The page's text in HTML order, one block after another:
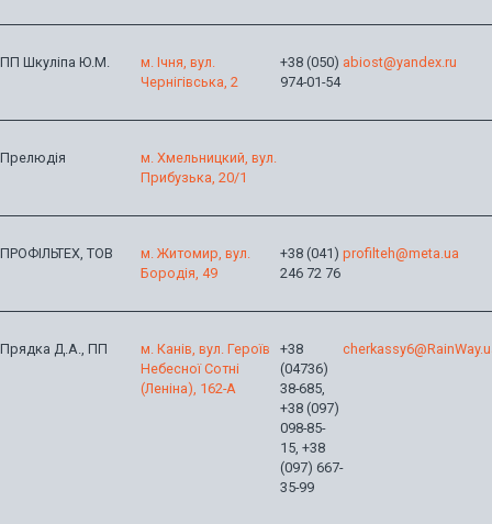
ПП Шкуліпа Ю.М.
м. Ічня, вул.
Чернігівська, 2
+38 (050)
974-01-54
abiost@yandex.ru
Прелюдія
м. Хмельницкий, вул.
Прибузька, 20/1
ПРОФІЛЬТЕХ, ТОВ
м. Житомир, вул.
Бородія, 49
+38 (041)
246 72 76
profilteh@meta.ua
Прядка Д.А., ПП
м. Канів, вул. Героїв
Небесної Сотні
(Леніна), 162-А
+38
(04736)
38-685,
+38 (097)
098-85-
15, +38
(097) 667-
35-99